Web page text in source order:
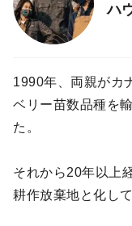
ハ
1990年、両親がカ
ベリー苗数品種を
た。
それから20年以上
耕作放棄地と化し